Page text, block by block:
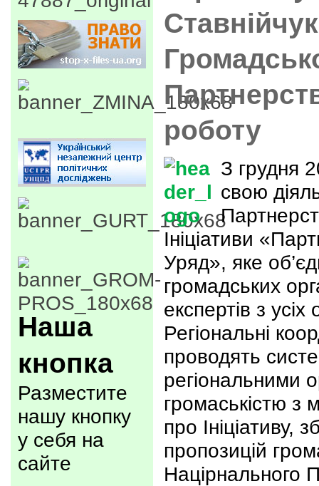
Наша
кнопка
Разместите
нашу кнопку
у себя на
сайте
роботу
З грудня
свою
Ініціативи
Уряд», яке
громадських
експертів з
Регіональні
проводять
регіональними
громаськістю з
про Ініціативу,
пропозицій
Націрнального